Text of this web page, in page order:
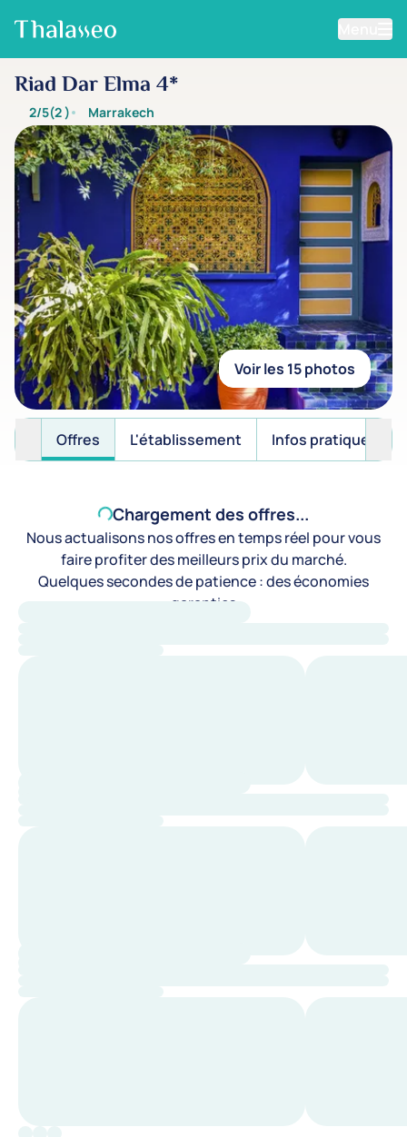
Aller au contenu principal
Riad Dar Elma 4*
2/5(2) Marrakech
Voir les 15 photos
Offres L'établissement Infos pratiques
Chargement des offres...
Nous actualisons nos offres en temps réel pour vous
faire profiter des meilleurs prix du marché.
Quelques secondes de patience : des économies
garanties